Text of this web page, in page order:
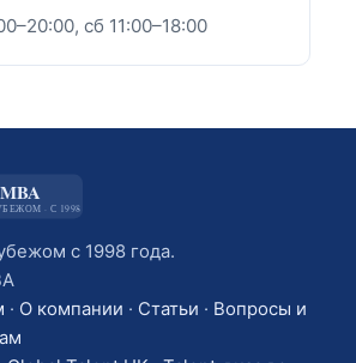
сб 11:00–18:00
· С 1998
с 1998 года.
· О компании · Статьи · Вопросы и